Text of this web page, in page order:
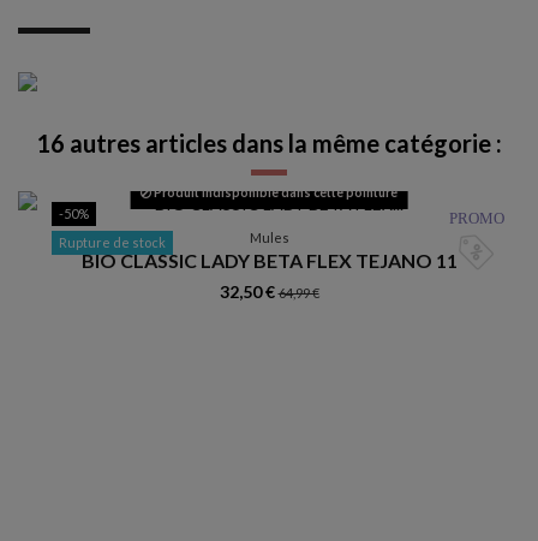
16 autres articles dans la même catégorie :
PROMO
-50%
Rupture de stock
Produit indisponible dans cette pointure
Mules
BIO CLASSIC LADY BETA FLEX TEJANO 11
32,50 €64,99 €